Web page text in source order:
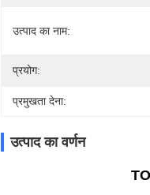
उत्पाद का नाम:
प्रयोग:
प्रमुखता देना:
उत्पाद का वर्णन